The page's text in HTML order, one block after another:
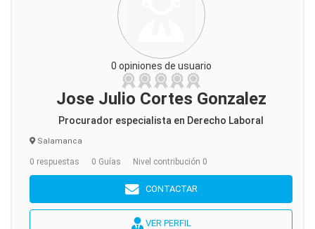
0 opiniones de usuario
Jose Julio Cortes Gonzalez
Procurador especialista en Derecho Laboral
Salamanca
0 respuestas 0 Guías Nivel contribución 0
CONTACTAR
VER PERFIL